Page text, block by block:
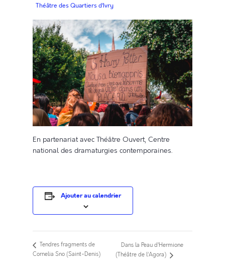
Théâtre des Quartiers d’Ivry
En partenariat avec Théâtre Ouvert, Centre
national des dramaturgies contemporaines.
Ajouter au calendrier
Tendres fragments de
Cornelia Sno (Saint-Denis)
Dans la Peau d’Hermione
(Théâtre de l’Agora)